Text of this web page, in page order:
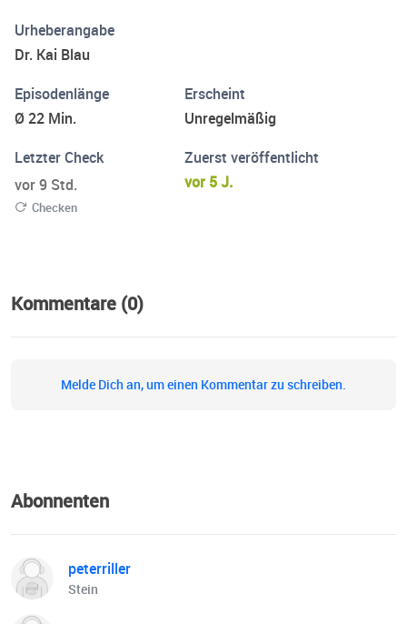
Entscheidungen ist – sei es in der Forschung, in der
Industrie oder bei Investitionen.
Urheberangabe
Dr. Kai Blau
Episodenlänge
Ø 22 Min.
Erscheint
Unregelmäßig
Letzter Check
vor 9 Std.
Checken
Zuerst veröffentlicht
vor 5 J.
Kommentare (0)
Melde Dich an, um einen Kommentar zu schreiben.
Abonnenten
peterriller
Stein